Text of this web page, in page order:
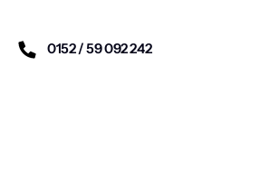
0152 / 59 092 242